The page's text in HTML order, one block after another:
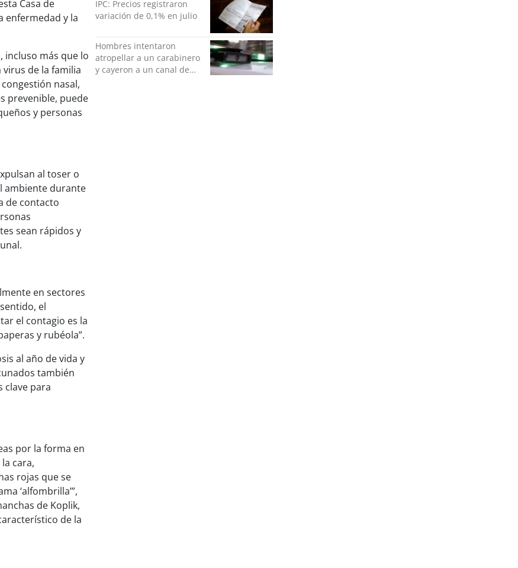
Casa de
enfermedad y la
incluso más que lo
virus de la familia
nasal,
prevenible, puede
y personas
al toser o
ambiente durante
de contacto
sean rápidos y
en sectores
el
el contagio es la
y rubéola”.
al año de vida y
también
clave para
por la forma en
cara,
rojas que se
‘alfombrilla’”,
de Koplik,
de la
IPC: Precios registraron
variación de 0,1% en julio
Hombres intentaron
atropellar a un carabinero
y cayeron a un canal de